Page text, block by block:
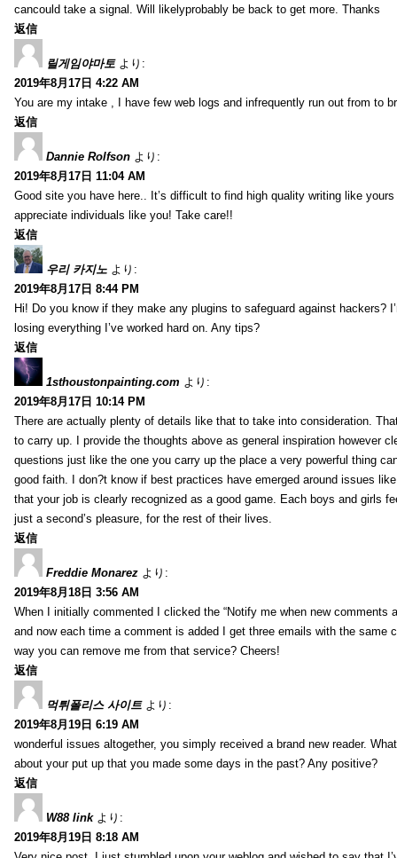
cancould take a signal. Will likelyprobably be back to get more. Thanks
返信
릴게임야마토 より:
2019年8月17日 4:22 AM
You are my intake , I have few web logs and infrequently run out from to
返信
Dannie Rolfson より:
2019年8月17日 11:04 AM
Good site you have here.. It’s difficult to find high quality writing like
appreciate individuals like you! Take care!!
返信
우리 카지노 より:
2019年8月17日 8:44 PM
Hi! Do you know if they make any plugins to safeguard against hackers?
losing everything I’ve worked hard on. Any tips?
返信
1sthoustonpainting.com より:
2019年8月17日 10:14 PM
There are actually plenty of details like that to take into consideration.
to carry up. I provide the thoughts above as general inspiration however
questions just like the one you carry up the place a very powerful thing
good faith. I don?t know if best practices have emerged around issues
that your job is clearly recognized as a good game. Each boys and girls
just a second’s pleasure, for the rest of their lives.
返信
Freddie Monarez より:
2019年8月18日 3:56 AM
When I initially commented I clicked the “Notify me when new comments
and now each time a comment is added I get three emails with the same
way you can remove me from that service? Cheers!
返信
먹튀폴리스 사이트 より:
2019年8月19日 6:19 AM
wonderful issues altogether, you simply received a brand new reader.
about your put up that you made some days in the past? Any positive?
返信
W88 link より:
2019年8月19日 8:18 AM